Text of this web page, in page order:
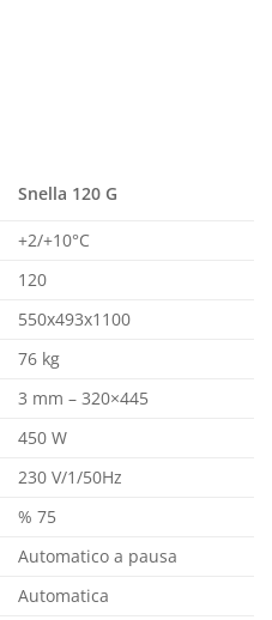
Snella 120 G
+2/+10°C
120
550x493x1100
76 kg
3 mm – 320×445
450 W
230 V/1/50Hz
% 75
Automatico a pausa
Automatica